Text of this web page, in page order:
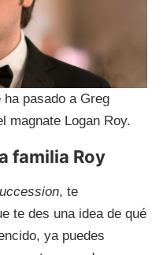
ha pasado a Greg
magnate Logan Roy.
familia Roy
, te
te des una idea de qué
ya puedes